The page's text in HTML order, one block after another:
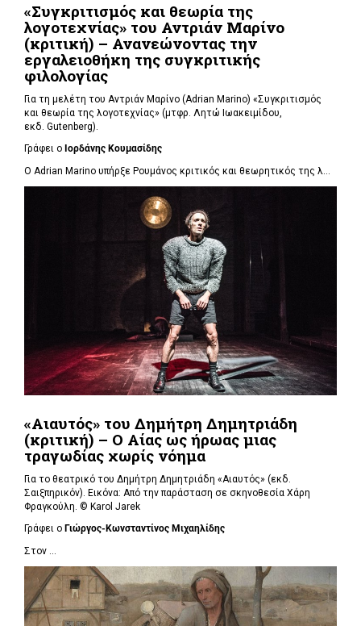
«Συγκριτισμός και θεωρία της
λογοτεχνίας» του Αντριάν Μαρίνο
(κριτική) – Ανανεώνοντας την
εργαλειοθήκη της συγκριτικής
φιλολογίας
Για τη μελέτη του Αντριάν Μαρίνο (Adrian Marino) «Συγκριτισμός
και θεωρία της λογοτεχνίας» (μτφρ. Λητώ Ιωακειμίδου,
εκδ. Gutenberg).
Γράφει ο Ιορδάνης Κουμασίδης
Ο Adrian Marino υπήρξε Ρουμάνος κριτικός και θεωρητικός της λ...
«Αιαυτός» του Δημήτρη Δημητριάδη
(κριτική) – Ο Αίας ως ήρωας μιας
τραγωδίας χωρίς νόημα
Για το θεατρικό του Δημήτρη Δημητριάδη «Αιαυτός» (εκδ.
Σαιξπηρικόν). Εικόνα: Από την παράσταση σε σκηνοθεσία Χάρη
Φραγκούλη. © Karol Jarek
Γράφει ο Γιώργος-Κωνσταντίνος Μιχαηλίδης
Στον ...